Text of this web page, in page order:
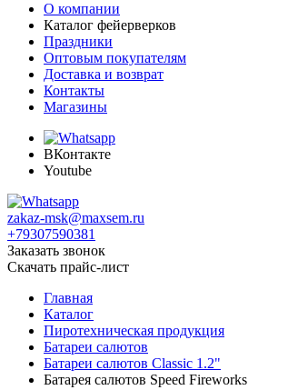
О компании
Каталог фейерверков
Праздники
Оптовым покупателям
Доставка и возврат
Контакты
Магазины
ВКонтакте
Youtube
zakaz-msk@maxsem.ru
+79307590381
Заказать звонок
Скачать прайс-лист
Главная
Каталог
Пиротехническая продукция
Батареи салютов
Батареи салютов Classic 1.2"
Батарея салютов Speed Fireworks